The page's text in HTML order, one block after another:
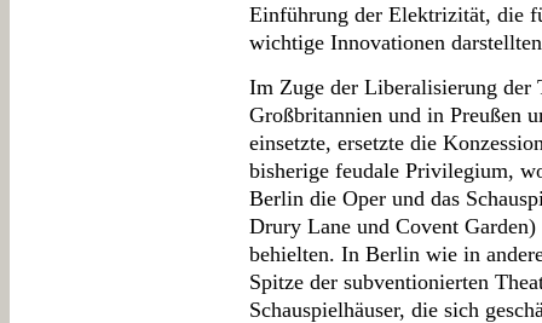
Einführung der Elektrizität, die
wichtige Innovationen
Im Zuge der Liberalisierung der
Großbritannien und in Preußen
einsetzte, ersetzte die
bisherige feudale Privilegium,
Berlin die Oper und das
Drury Lane und Covent
behielten. In Berlin wie in
Spitze der subventionierten
Schauspielhäuser, die sich